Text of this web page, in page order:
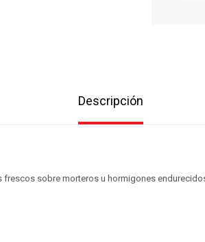
Descripción
frescos sobre morteros u hormigones